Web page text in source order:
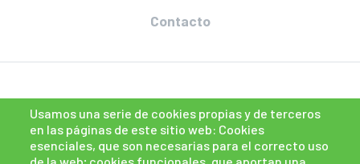
Usamos una serie de cookies propias y de terceros
en las páginas de este sitio web: Cookies
esenciales, que son necesarias para el correcto uso
Contacto